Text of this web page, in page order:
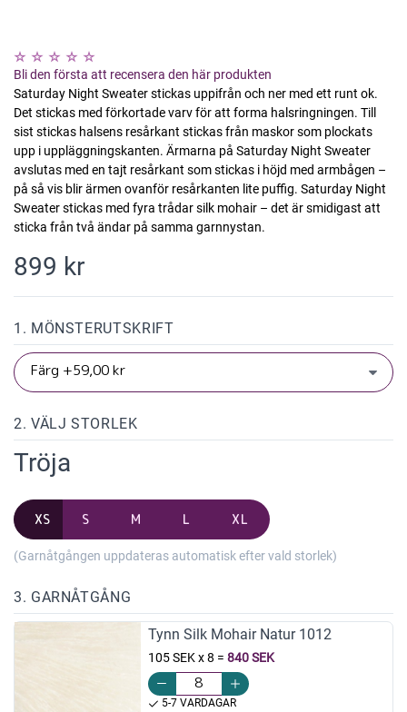
Bli den första att recensera den här produkten
Saturday Night Sweater stickas uppifrån och ner med ett runt ok.
Det stickas med förkortade varv för att forma halsringningen. Till
sist stickas halsens resårkant stickas från maskor som plockats
upp i uppläggningskanten. Ärmarna på Saturday Night Sweater
avslutas med en tajt resårkant som stickas i höjd med armbågen –
på så vis blir ärmen ovanför resårkanten lite puffig. Saturday Night
Sweater stickas med fyra trådar silk mohair – det är smidigast att
sticka från två ändar på samma garnnystan.
899 kr
1. MÖNSTERUTSKRIFT
2. VÄLJ STORLEK
Tröja
XS S M L XL
(Garnåtgången uppdateras automatisk efter vald storlek)
3. GARNÅTGÅNG
Tynn Silk Mohair Natur 1012
105 SEK x 8 = 840 SEK
5-7 VARDAGAR